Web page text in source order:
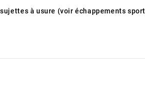
à usure (voir échappements